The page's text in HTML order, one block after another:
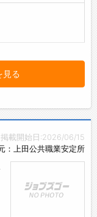
見る
掲載開始日:2026/06/15
：上田公共職業安定所